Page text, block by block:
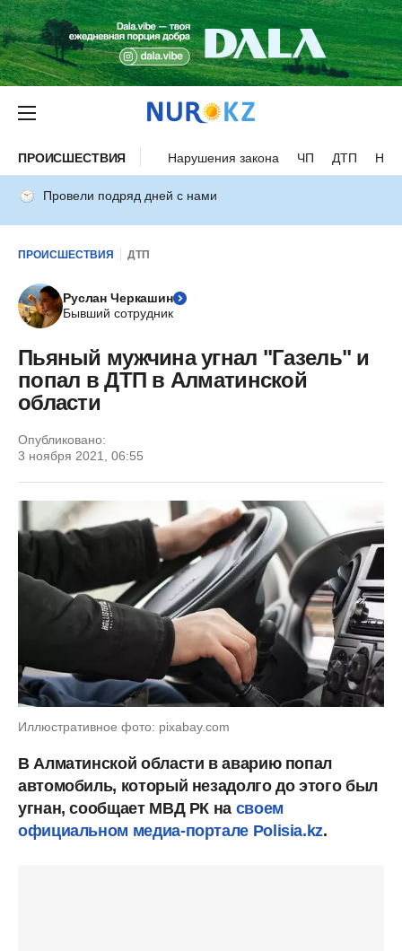
ПРОИСШЕСТВИЯ Нарушения закона ЧП ДТП
Провели подряд дней с нами
ПРОИСШЕСТВИЯ ДТП
Руслан Черкашин
Бывший сотрудник
Пьяный мужчина угнал "Газель" и
попал в ДТП в Алматинской
области
Опубликовано:
3 ноября 2021, 06:55
Иллюстративное фото: pixabay.com
В Алматинской области в аварию попал
автомобиль, который незадолго до этого был
угнан, сообщает МВД РК на своем
официальном медиа-портале Polisia.kz.